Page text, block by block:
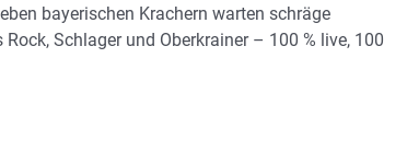
bayerischen Krachern warten schräge
Schlager und Oberkrainer – 100 % live, 100